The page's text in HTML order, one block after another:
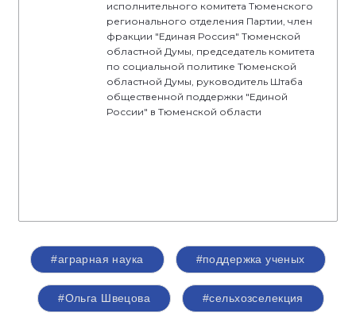
исполнительного комитета Тюменского
регионального отделения Партии, член
фракции "Единая Россия" Тюменской
областной Думы, председатель комитета
по социальной политике Тюменской
областной Думы, руководитель Штаба
общественной поддержки "Единой
России" в Тюменской области
#аграрная наука #поддержка ученых
#Ольга Швецова #сельхозселекция